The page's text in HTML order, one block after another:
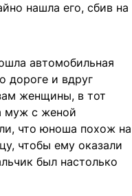
нашла его, сбив на
автомобильная
дороге и вдруг
женщины, в тот
муж с женой
что юноша похож на
чтобы ему оказали
был настолько